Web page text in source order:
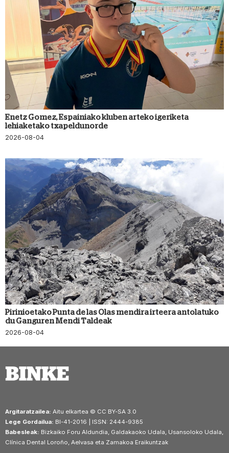
Enetz Gomez, Espainiako kluben arteko igeriketa
lehiaketako txapeldunorde
2026-08-04
Pirinioetako Punta de las Olas mendira irteera antolatuko
du Ganguren Mendi Taldeak
2026-08-04
Argitaratzailea: Aitu elkartea © CC BY-SA 3.0
Lege Gordailua: BI-41-2016 | ISSN: 2444-9385
Babesleak: Bizkaiko Foru Aldundia, Galdakaoko Udala, Usansoloko Udala,
Clínica Dental Loroño, Aelvasa eta Zamakoa Eraikuntzak